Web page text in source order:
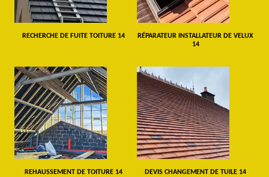
RECHERCHE DE FUITE TOITURE 14
RÉPARATEUR INSTALLATEUR DE VELUX
14
REHAUSSEMENT DE TOITURE 14 DEVIS CHANGEMENT DE TUILE 14